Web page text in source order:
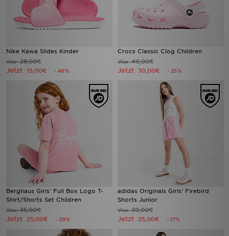
Nike Kawa Slides Kinder
War28,00€
Jetzt 15,00€ - 46%
Crocs Classic Clog Children
War40,00€
Jetzt 30,00€ - 25%
Berghaus Girls' Full Box Logo T-
Shirt/Shorts Set Children
War35,00€
Jetzt 25,00€ - 29%
adidas Originals Girls' Firebird
Shorts Junior
War30,00€
Jetzt 25,00€ - 17%